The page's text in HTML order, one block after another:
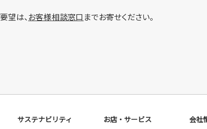
望は、お客様相談窓口 までお寄せください。
サステナビリティ お店・サービス 会社